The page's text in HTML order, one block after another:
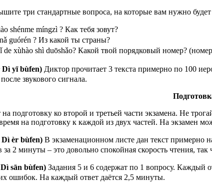
три стандартные вопроса, на которые вам нужно будет
shénme míngzì ? Как тебя зовут?
guórén ? Из какой ты страны?
xùhào shì duōshǎo? Какой твой порядковый номер? (номер
Dì yī bùfеn) Диктор прочитает 3 текста примерно по 100
звукового сигнала.
подготовку ко второй и третьей части экзамена. Не
на подготовку к каждой из двух частей. На экзамен
èr bùfеn) В экзаменационном листе дан текст примерно
2 минуты – это довольно спокойная скорость чтения,
sān bùfеn) Задания 5 и 6 содержат по 1 вопросу. Каждый
ошибок. На каждый ответ даётся 2,5 минуты.